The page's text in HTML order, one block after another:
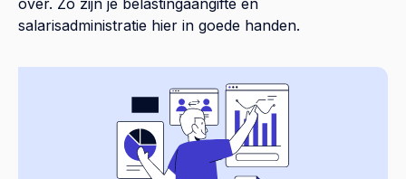
salarisadministratie hier in goede handen.